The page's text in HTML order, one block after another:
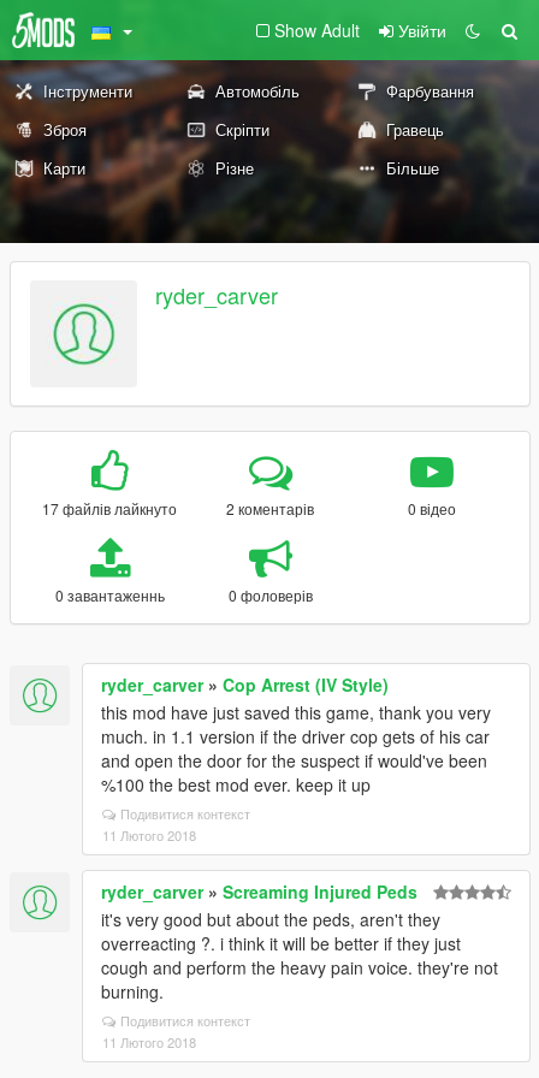
Show Adult Увійти
Інструменти Автомобіль
Фарбування
Зброя
Скріпти
Гравець
Карти
Різне Більше
ryder_carver
17 файлів лайкнуто 2 коментарів 0 відео
0 завантаженнь 0 фоловерів
ryder_carver» Cop Arrest (IV Style)
this mod have just saved this game, thank you very
much. in 1.1 version if the driver cop gets of his car
and open the door for the suspect if would've been
%100 the best mod ever. keep it up
Подивитися контекст
11 Лютого 2018
ryder_carver» Screaming Injured Peds
it's very good but about the peds, aren't they
overreacting ?. i think it will be better if they just
cough and perform the heavy pain voice. they're not
burning.
Подивитися контекст
11 Лютого 2018